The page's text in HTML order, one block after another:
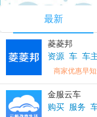
最新
菱菱邦
资源 车 车
商家优惠早
金服云车
购买 服务